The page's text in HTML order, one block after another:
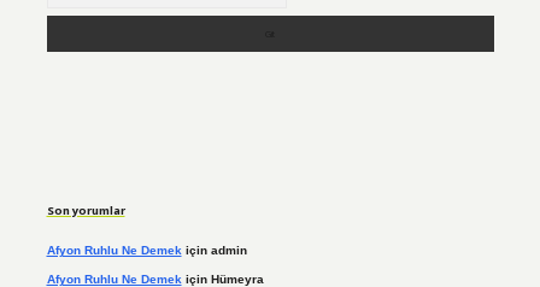
Son yorumlar
Afyon Ruhlu Ne Demek için admin
Afyon Ruhlu Ne Demek için Hümeyra